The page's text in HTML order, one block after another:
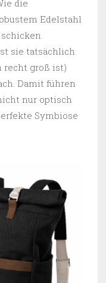
die
Edelstahl
sie tatsächlich
recht groß ist)
Damit führen
nur optisch
Symbiose